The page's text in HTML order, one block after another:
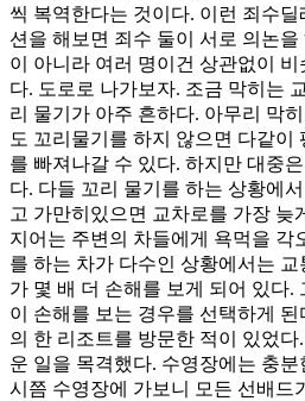
씩 복역한다는 것이다. 이런 죄수딜
션을 해보면 죄수 둘이 서로 의논을
이 아니라 여러 명이건 상관없이
다. 도로로 나가보자. 조금 막히는
리 물기가 아주 흔하다. 아무리 막
도 꼬리물기를 하지 않으면 다같이
를 빠져나갈 수 있다. 하지만 대중
다. 다들 꼬리 물기를 하는 상황에
고 가만히있으면 교차로를 가장 늦
지어는 주변의 차들에게 욕먹을 각
를 하는 차가 다수인 상황에서는
가 몇 배 더 손해를 보게 되어 있다.
이 손해를 보는 경우를 선택하게
의 한 리조트를 방문한 적이 있었다
운 일을 목격했다. 수영장에는 충
시쯤 수영장에 가보니 모든 선배드